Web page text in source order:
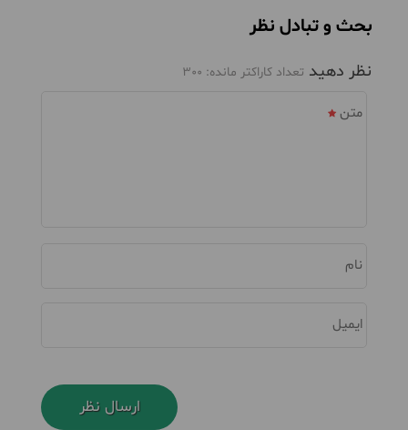
بحث و تبادل نظر
نظر دهید تعداد کاراکتر مانده: 300
متن
نام
ایمیل